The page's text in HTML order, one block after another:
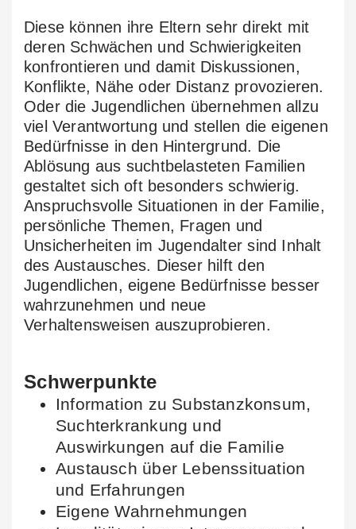
Diese können ihre Eltern sehr direkt mit
deren Schwächen und Schwierigkeiten
konfrontieren und damit Diskussionen,
Konflikte, Nähe oder Distanz provozieren.
Oder die Jugendlichen übernehmen allzu
viel Verantwortung und stellen die eigenen
Bedürfnisse in den Hintergrund. Die
Ablösung aus suchtbelasteten Familien
gestaltet sich oft besonders schwierig.
Anspruchsvolle Situationen in der Familie,
persönliche Themen, Fragen und
Unsicherheiten im Jugendalter sind Inhalt
des Austausches. Dieser hilft den
Jugendlichen, eigene Bedürfnisse besser
wahrzunehmen und neue
Verhaltensweisen auszuprobieren.
Schwerpunkte
Information zu Substanzkonsum,
Suchterkrankung und
Auswirkungen auf die Familie
Austausch über Lebenssituation
und Erfahrungen
Eigene Wahrnehmungen